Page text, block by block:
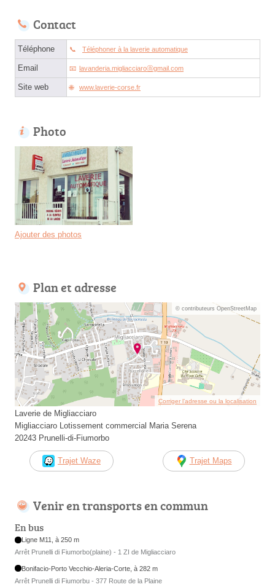
Contact
Téléphone Téléphoner à la laverie automatique
Email lavanderia.migliacciaroⓐgmail.com
Site web www.laverie-corse.fr
Photo
Ajouter des photos
Plan et adresse
© contributeurs OpenStreetMap
Corriger l’adresse ou la localisation
Laverie de Migliacciaro
Migliacciaro Lotissement commercial Maria Serena
20243 Prunelli-di-Fiumorbo
Trajet Waze Trajet Maps
Venir en transports en commun
En bus
Ligne M11, à 250 m
Arrêt Prunelli di Fiumorbo(plaine) - 1 ZI de Migliacciaro
Bonifacio-Porto Vecchio-Aleria-Corte, à 282 m
Arrêt Prunelli di Fiumorbu - 377 Route de la Plaine